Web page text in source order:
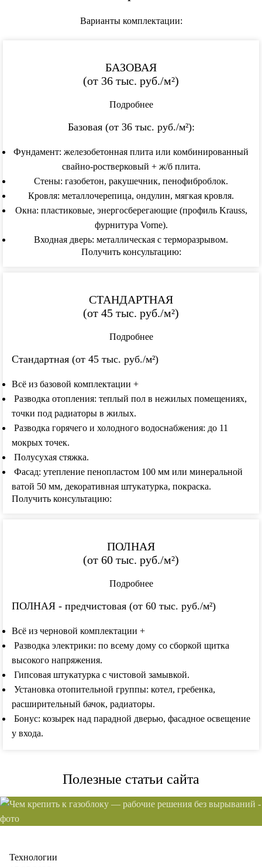
Варианты комплектации:
БАЗОВАЯ
(от 36 тыс. руб./м²)
Подробнее
Базовая (от 36 тыс. руб./м²):
Фундамент: железобетонная плита или комбинированный
свайно-ростверковый + ж/б плита.
Стены: газобетон, ракушечник, пенофиброблок.
Кровля: металлочерепица, ондулин, мягкая кровля.
Окна: пластиковые, энергосберегающие (профиль Krauss,
фурнитура Vorne).
Входная дверь: металлическая с терморазрывом.
Получить консультацию:
СТАНДАРТНАЯ
(от 45 тыс. руб./м²)
Подробнее
Стандартная (от 45 тыс. руб./м²)
Всё из базовой комплектации +
Разводка отопления: теплый пол в нежилых помещениях,
точки под радиаторы в жилых.
Разводка горячего и холодного водоснабжения: до 11
мокрых точек.
Полусухая стяжка.
Фасад: утепление пенопластом 100 мм или минеральной
ватой 50 мм, декоративная штукатурка, покраска.
Получить консультацию:
ПОЛНАЯ
(от 60 тыс. руб./м²)
Подробнее
ПОЛНАЯ - предчистовая (от 60 тыс. руб./м²)
Всё из черновой комплектации +
Разводка электрики: по всему дому со сборкой щитка
высокого напряжения.
Гипсовая штукатурка с чистовой замывкой.
Установка отопительной группы: котел, гребенка,
расширительный бачок, радиаторы.
Бонус: козырек над парадной дверью, фасадное освещение
у входа.
Полезные статьи сайта
Технологии